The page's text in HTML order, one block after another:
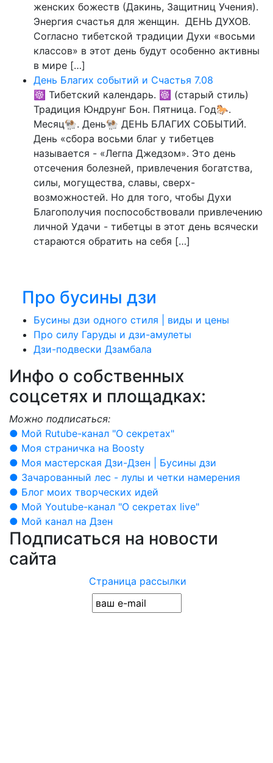
женских божеств (Дакинь, Защитниц Учения).
Энергия счастья для женщин. ДЕНЬ ДУХОВ.
Согласно тибетской традиции Духи «восьми
классов» в этот день будут особенно активны
в мире […]
День Благих событий и Счастья 7.08
☸ Тибетский календарь. ☸ (старый стиль)
Традиция Юндрунг Бон. Пятница. Год🐎.
Месяц🐏. День🐏 ДЕНЬ БЛАГИХ СОБЫТИЙ.
День «сбора восьми благ у тибетцев
называется - «Легпа Джедзом». Это день
отсечения болезней, привлечения богатства,
силы, могущества, славы, сверх-
возможностей. Но для того, чтобы Духи
Благополучия поспособствовали привлечению
личной Удачи - тибетцы в этот день всячески
стараются обратить на себя […]
Про бусины дзи
Бусины дзи одного стиля | виды и цены
Про силу Гаруды и дзи-амулеты
Дзи-подвески Дзамбала
Инфо о cобственных
соцсетях и площадках:
Можно подписаться:
● Мой Rutube-канал "О секретах"
● Моя страничка на Boosty
● Моя мастерская Дзи-Дзен | Бусины дзи
● Зачарованный лес - лулы и четки намерения
● Блог моих творческих идей
● Мой Youtube-канал "О секретах live"
● Мой канал на Дзен
Подписаться на новости
сайта
Страница рассылки